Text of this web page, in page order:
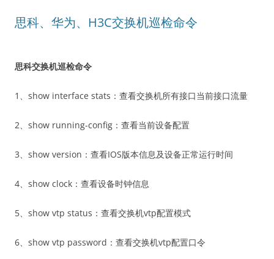
思科、华为、H3C交换机巡检命令
思科交换机巡检命令
1、show interface stats：查看交换机所有接口当前接口流量
2、show running-config：查看当前设备配置
3、show version：查看IOS版本信息及设备正常运行时间
4、show clock：查看设备时钟信息
5、show vtp status：查看交换机vtp配置模式
6、show vtp password：查看交换机vtp配置口令